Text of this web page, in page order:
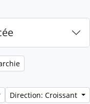
Direction: Croissant